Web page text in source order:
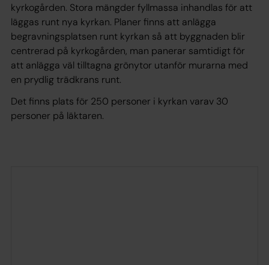
kyrkogården. Stora mängder fyllmassa inhandlas för att
läggas runt nya kyrkan. Planer finns att anlägga
begravningsplatsen runt kyrkan så att byggnaden blir
centrerad på kyrkogården, man panerar samtidigt för
att anlägga väl tilltagna grönytor utanför murarna med
en prydlig trädkrans runt.
Det finns plats för 250 personer i kyrkan varav 30
personer på läktaren.